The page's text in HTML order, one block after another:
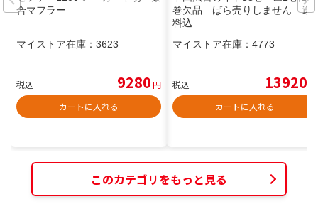
合マフラー
マイストア在庫： 3623
税込 9280円
カートに入れる
巻欠品 ばら売りしません 送
料込
マイストア在庫： 4773
税込 13920
カートに入れる
このカテゴリをもっと見る